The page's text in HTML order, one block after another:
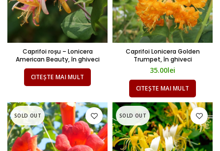
Caprifoi roșu – Lonicera
American Beauty, în ghiveci
CITEȘTE MAI MULT
Caprifoi Lonicera Golden
Trumpet, în ghiveci
35.00lei
CITEȘTE MAI MULT
SOLD OUT SOLD OUT